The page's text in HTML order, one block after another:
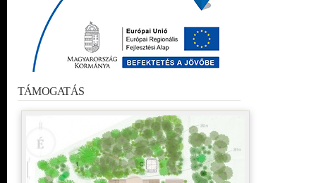
TÁMOGATÁS